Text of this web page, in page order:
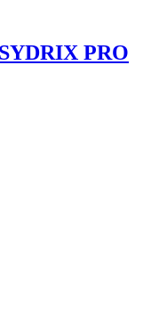
PRO